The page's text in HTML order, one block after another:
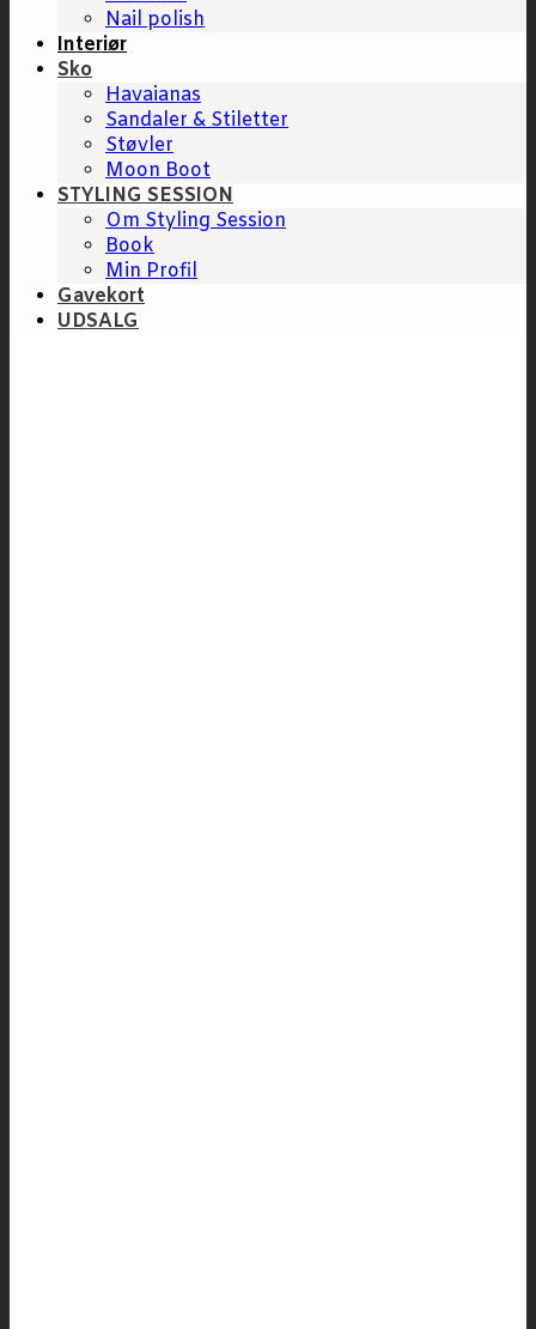
Nail polish
Interiør
Sko
Havaianas
Sandaler & Stiletter
Støvler
Moon Boot
STYLING SESSION
Om Styling Session
Book
Min Profil
Gavekort
UDSALG